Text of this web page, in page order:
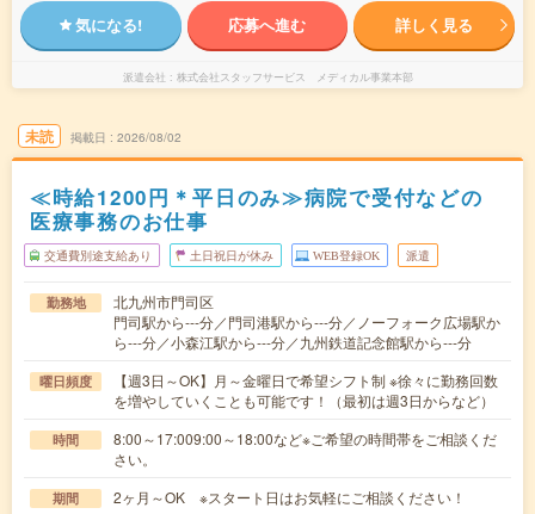
気になる! 応募へ進む 詳しく見る
派遣会社 株式会社スタッフサービス メディカル事業本部
未読 掲載日 2026/08/02
≪時給1200円＊平日のみ≫病院で受付などの
医療事務のお仕事
交通費別途支給あり 土日祝日が休み WEB登録OK 派遣
勤務地
北九州市門司区
門司駅から---分／門司港駅から---分／ノーフォーク広場駅か
ら---分／小森江駅から---分／九州鉄道記念館駅から---分
曜日頻度
【週3日～OK】月～金曜日で希望シフト制 ※徐々に勤務回数
を増やしていくことも可能です！（最初は週3日からなど）
時間
8:00～17:009:00～18:00など※ご希望の時間帯をご相談くだ
さい。
期間 2ヶ月～OK ※スタート日はお気軽にご相談ください！